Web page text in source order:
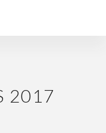
2017